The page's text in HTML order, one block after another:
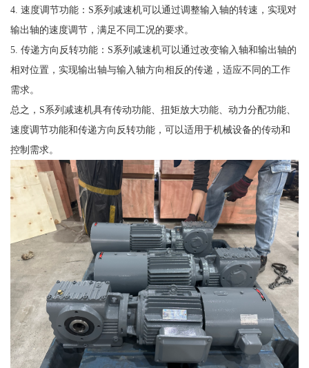
4. 速度调节功能：S系列减速机可以通过调整输入轴的转速，实现对
输出轴的速度调节，满足不同工况的要求。
5. 传递方向反转功能：S系列减速机可以通过改变输入轴和输出轴的
相对位置，实现输出轴与输入轴方向相反的传递，适应不同的工作
需求。
总之，S系列减速机具有传动功能、扭矩放大功能、动力分配功能、
速度调节功能和传递方向反转功能，可以适用于机械设备的传动和
控制需求。